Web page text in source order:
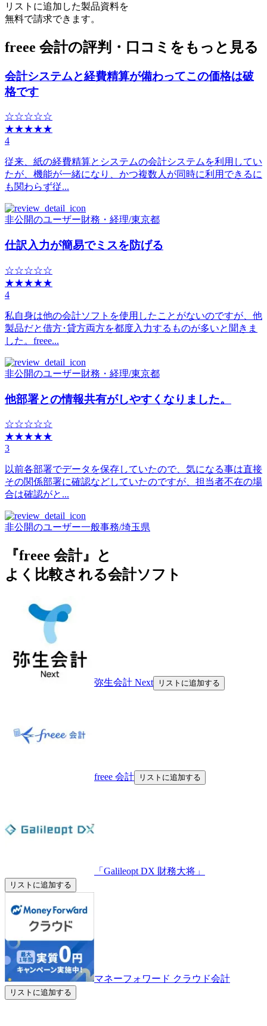
リストに追加した製品資料を
無料で請求できます。
freee 会計の評判・口コミをもっと見る
会計システムと経費精算が備わってこの価格は破
格です
☆☆☆☆☆
★★★★★
4
従来、紙の経費精算とシステムの会計システムを利用してい
たが、機能が一緒になり、かつ複数人が同時に利用できるに
も関わらず従...
非公開のユーザー財務・経理/東京都
仕訳入力が簡易でミスを防げる
☆☆☆☆☆
★★★★★
4
私自身は他の会計ソフトを使用したことがないのですが、他
製品だと借方･貸方両方を都度入力するものが多いと聞きま
した。freee...
非公開のユーザー財務・経理/東京都
他部署との情報共有がしやすくなりました。
☆☆☆☆☆
★★★★★
3
以前各部署でデータを保存していたので、気になる事は直接
その関係部署に確認などしていたのですが、担当者不在の場
合は確認がと...
非公開のユーザー一般事務/埼玉県
『freee 会計』と
よく比較される会計ソフト
弥生会計 Next リストに追加する
freee 会計 リストに追加する
「Galileopt DX 財務大将」
リストに追加する
マネーフォワード クラウド会計
リストに追加する